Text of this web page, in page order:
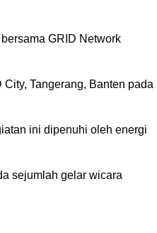
GRID Network
Tangerang, Banten pada
ini dipenuhi oleh energi
sejumlah gelar wicara